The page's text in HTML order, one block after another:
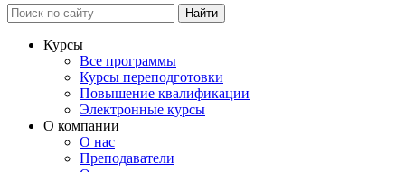
Найти
Курсы
Все программы
Курсы переподготовки
Повышение квалификации
Электронные курсы
О компании
О нас
Преподаватели